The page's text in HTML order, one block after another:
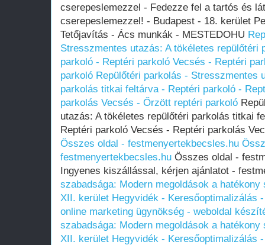
cserepeslemezzel - Fedezze fel a tartós és
cserepeslemezzel! - Budapest - 18. kerület
Tetőjavítás - Ács munkák - MESTEDOHU
Stresszmentes utazás: A tökéletes repülőtéri
parkoló - Reptéri parkoló Vecsés - Reptéri
parkoló Repülőtéri parkolás - Stresszmentes
parkolás titkai feltárva - Reptéri parkoló -
parkolás Vecsés - Őrzött reptéri parkoló
utazás: A tökéletes repülőtéri parkolás titkai
Reptéri parkoló Vecsés - Reptéri parkolás
Összes oldal - festmenyertekbecsles.hu
festmenyertekbecsles.hu Összes oldal -
Ingyenes kiszállással, kérjen ajánlatot -
szabadsága: Modern megoldások a
XII. kerület Hegyvidék - Keresőoptimalizálás
online marketing ügynökség - weboldal
szabadsága: Modern megoldások a
XII. kerület Hegyvidék - Keresőoptimalizálás